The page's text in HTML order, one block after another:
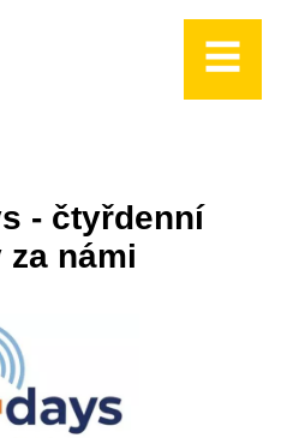
- čtyřdenní
za námi